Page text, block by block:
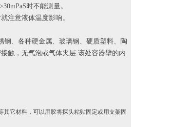
时不能测量。
注意液体温度影响。
钢、各种硬金属、玻璃钢、硬质塑料、陶
触，无气泡或气体夹层.该处容器壁的内
它材料，可以用胶将探头粘贴固定或用支架固